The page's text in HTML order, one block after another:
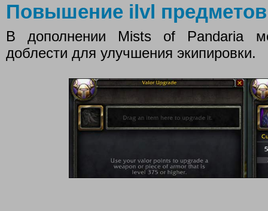
Повышение ilvl
В дополнении Mists of Pandaria
доблести для улучшения экипировки.